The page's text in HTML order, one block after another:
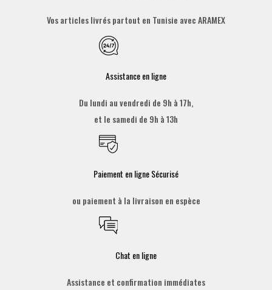
Vos articles livrés partout en Tunisie avec ARAMEX
Assistance en ligne
Du lundi au vendredi de 9h à 17h,
et le samedi de 9h à 13h
Paiement en ligne Sécurisé
ou paiement à la livraison en espèce
Chat en ligne
Assistance et confirmation immédiates